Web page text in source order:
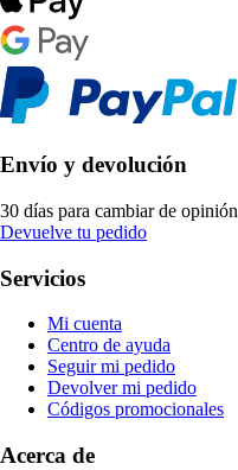
Envío y devolución
30 días para cambiar de opinión
Devuelve tu pedido
Servicios
Mi cuenta
Centro de ayuda
Seguir mi pedido
Devolver mi pedido
Códigos promocionales
Acerca de